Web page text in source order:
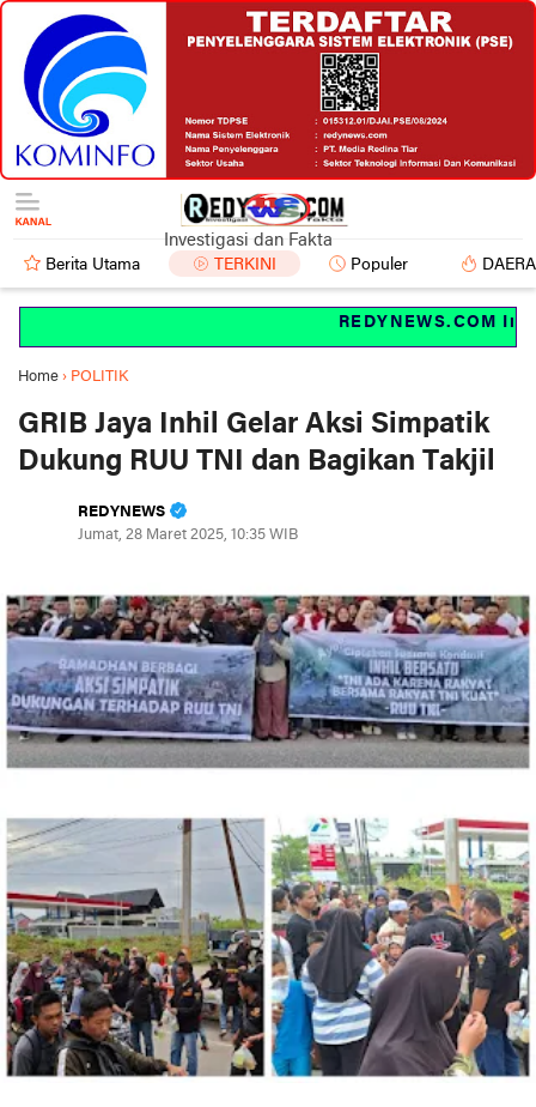
Investigasi dan Fakta
Berita Utama TERKINI Populer
REDYNEWS.COM
Home › POLITIK
GRIB Jaya Inhil Gelar Aksi Simpatik
Dukung RUU TNI dan Bagikan Takjil
REDYNEWS
Jumat, 28 Maret 2025, 10:35 WIB